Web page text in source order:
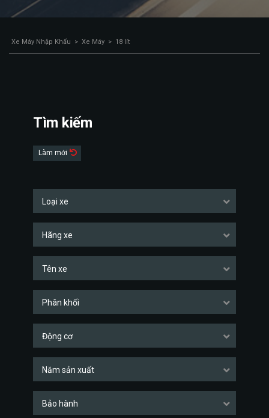
Xe Máy Nhập Khẩu > Xe Máy > 18 lít
Tìm kiếm
Làm mới
Loại xe
Hãng xe
Tên xe
Phân khối
Động cơ
Năm sản xuất
Bảo hành